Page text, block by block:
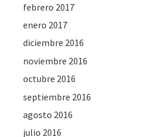
febrero 2017
enero 2017
diciembre 2016
noviembre 2016
octubre 2016
septiembre 2016
agosto 2016
julio 2016